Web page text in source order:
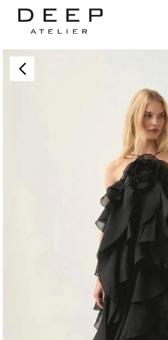
Anasayfa PREMIUM Gül Detaylı Fırfırlı